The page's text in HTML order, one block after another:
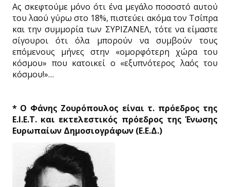
Ας σκεφτούμε μόνο ότι ένα μεγάλο ποσοστό αυτού
του λαού γύρω στο 18%, πιστεύει ακόμα τον Τσίπρα
και την συμμορία των ΣΥΡΙΖΑΝΕΛ, τότε να είμαστε
σίγουροι ότι όλα μπορούν να συμβούν τους
επόμενους μήνες στην «ομορφότερη χώρα του
κόσμου» που κατοικεί ο «εξυπνότερος λαός του
κόσμου!»…
* Ο Φάνης Ζουρόπουλος είναι τ. πρόεδρος της
Ε.Ι.Ε.Τ. και εκτελεστικός πρόεδρος της Ένωσης
Ευρωπαίων Δημοσιογράφων (Ε.Ε.Δ.)